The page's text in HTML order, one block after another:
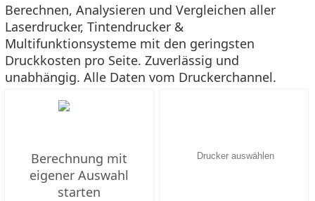
Berechnen, Analysieren und Vergleichen aller
Laserdrucker, Tintendrucker &
Multifunktionsysteme mit den geringsten
Druckkosten pro Seite. Zuverlässig und
unabhängig. Alle Daten vom Druckerchannel.
Berechnung mit
eigener Auswahl
starten